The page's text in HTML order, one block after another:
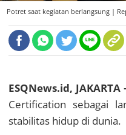
Potret saat kegiatan berlangsung |
ESQNews.id, JAKARTA
Certification sebagai
stabilitas hidup di dunia.